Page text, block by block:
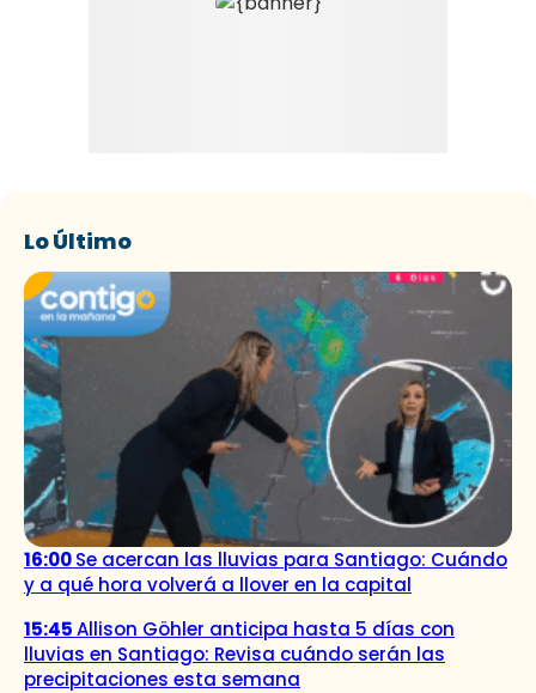
Lo Último
16:00Se acercan las lluvias para Santiago: Cuándo
y a qué hora volverá a llover en la capital
15:45Allison Göhler anticipa hasta 5 días con
lluvias en Santiago: Revisa cuándo serán las
precipitaciones esta semana